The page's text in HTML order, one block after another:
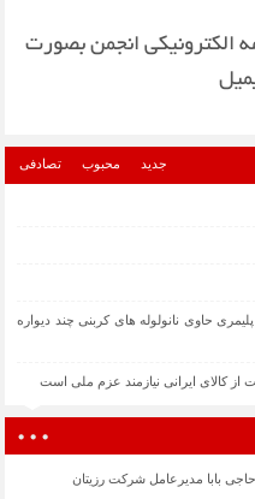
الكترونیكی انجمن بصورت
جدید محبوب تصادفی
حاوی نانولوله های کربنی چند دیواره
کالای ایرانی نیازمند عزم ملی است
بابا مدیرعامل شرکت رزیتان